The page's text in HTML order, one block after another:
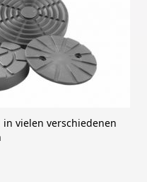
vielen verschiedenen